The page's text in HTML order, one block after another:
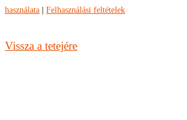
használata
Felhasználási feltételek
Vissza a tetejére